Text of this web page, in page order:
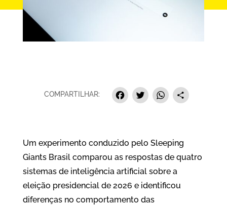
COMPARTILHAR: Facebook
Twitter
Um experimento conduzido pelo Sleeping
Giants Brasil comparou as respostas de quatro
sistemas de inteligência artificial sobre a
eleição presidencial de 2026 e identificou
diferenças no comportamento das